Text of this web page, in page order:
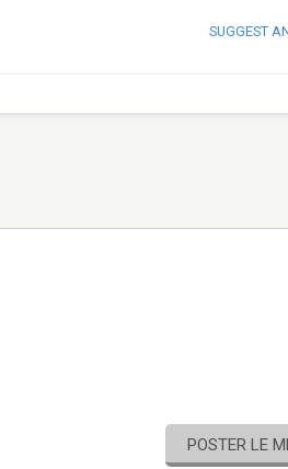
SUGGEST
POSTER LE